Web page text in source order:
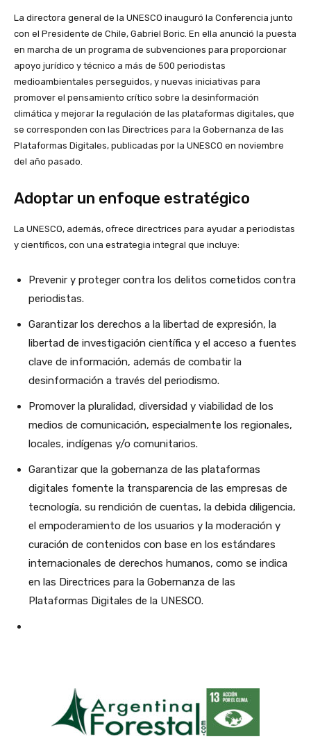
La directora general de la UNESCO inauguró la Conferencia junto
con el Presidente de Chile, Gabriel Boric. En ella anunció la puesta
en marcha de un programa de subvenciones para proporcionar
apoyo jurídico y técnico a más de 500 periodistas
medioambientales perseguidos, y nuevas iniciativas para
promover el pensamiento crítico sobre la desinformación
climática y mejorar la regulación de las plataformas digitales, que
se corresponden con las Directrices para la Gobernanza de las
Plataformas Digitales, publicadas por la UNESCO en noviembre
del año pasado.
Adoptar un enfoque estratégico
La UNESCO, además, ofrece directrices para ayudar a periodistas
y científicos, con una estrategia integral que incluye:
Prevenir y proteger contra los delitos cometidos contra
periodistas.
Garantizar los derechos a la libertad de expresión, la
libertad de investigación científica y el acceso a fuentes
clave de información, además de combatir la
desinformación a través del periodismo.
Promover la pluralidad, diversidad y viabilidad de los
medios de comunicación, especialmente los regionales,
locales, indígenas y/o comunitarios.
Garantizar que la gobernanza de las plataformas
digitales fomente la transparencia de las empresas de
tecnología, su rendición de cuentas, la debida diligencia,
el empoderamiento de los usuarios y la moderación y
curación de contenidos con base en los estándares
internacionales de derechos humanos, como se indica
en las Directrices para la Gobernanza de las
Plataformas Digitales de la UNESCO.